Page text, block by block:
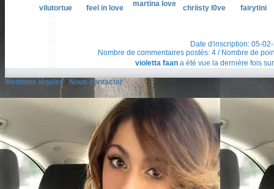
vilutortue feel in love martina love chriisty l0ve fairytini
Date d'inscription: 05-
Nombre de commentaires postés: 4 / Nombre de
violetta faana été vue la dernière fois
Mentions légales Nous contacter